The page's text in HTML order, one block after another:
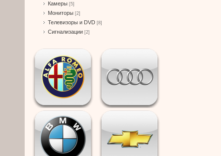
Камеры [5]
Мониторы [2]
Телевизоры и DVD [8]
Сигнализации [2]